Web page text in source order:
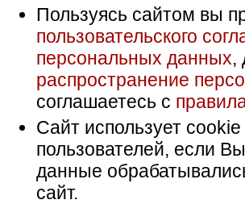
Пользуясь сайтом вы
пользовательского
персональных данных,
распространение
соглашаетесь с
Сайт использует
пользователей, если
данные
сайт.